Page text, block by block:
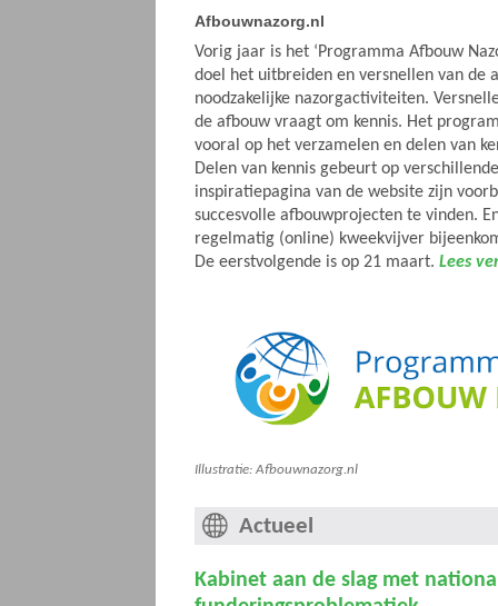
Afbouwnazorg.nl
Vorig jaar is het ‘Programma Afbouw
doel het uitbreiden en versnellen van de
noodzakelijke nazorgactiviteiten.
de afbouw vraagt om kennis. Het
vooral op het verzamelen en delen van
Delen van kennis gebeurt op
inspiratiepagina van de website zijn
succesvolle afbouwprojecten te vinden.
regelmatig (online) kweekvijver
De eerstvolgende is op 21 maart. Lees
Illustratie: Afbouwnazorg.nl
Actueel
Kabinet aan de slag met